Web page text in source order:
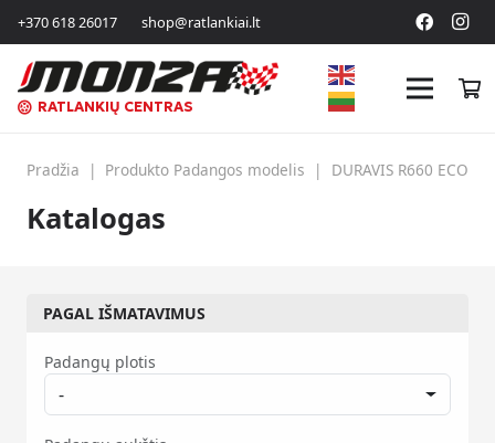
+370 618 26017 shop@ratlankiai.lt
RATLANKIŲ CENTRAS
Pradžia | Produkto Padangos modelis | DURAVIS R660 ECO
Katalogas
PAGAL IŠMATAVIMUS
Padangų plotis
-